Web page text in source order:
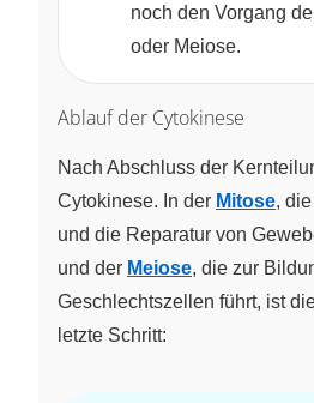
noch den Vorgang
oder Meiose.
Ablauf der Cytokinese
Nach Abschluss der
Cytokinese. In der Mitose,
und die Reparatur von
und der Meiose, die zur
Geschlechtszellen führt, ist
letzte Schritt: